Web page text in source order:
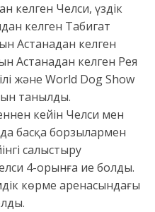
келген Челси, үздік
келген Табигат
Астанадан келген
Астанадан келген Рея
және World Dog Show
танылды.
кейін Челси мен
басқа борзылармен
салыстыру
4-орынға ие болды.
көрме аренасындағы